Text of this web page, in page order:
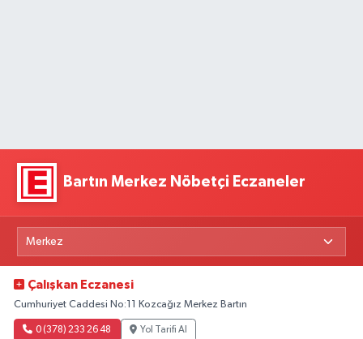
Bartın Merkez Nöbetçi Eczaneler
Çalışkan Eczanesi
Cumhuriyet Caddesi No:11 Kozcağız Merkez Bartın
0 (378) 233 26 48 Yol Tarifi Al